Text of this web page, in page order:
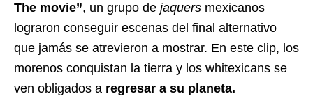
The movie”, un grupo de jaquers mexicanos
lograron conseguir escenas del final alternativo
que jamás se atrevieron a mostrar. En este clip, los
morenos conquistan la tierra y los whitexicans se
ven obligados a regresar a su planeta.